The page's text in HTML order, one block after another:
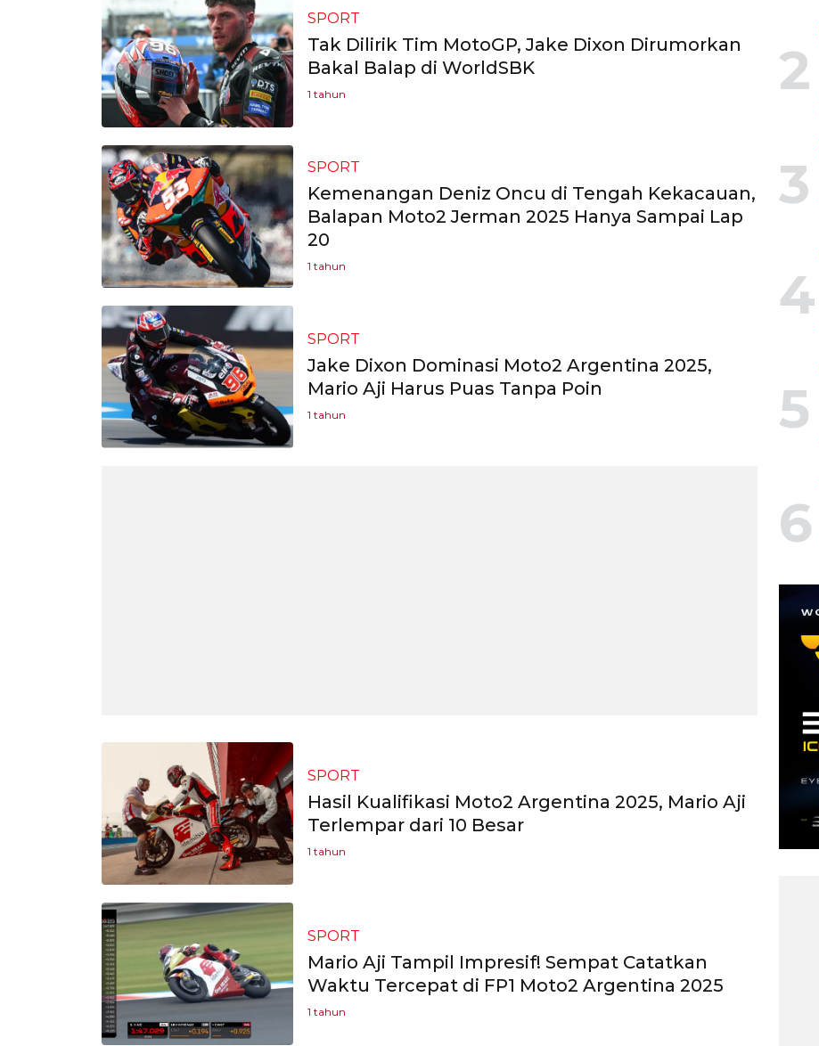
SPORT
Tak Dilirik Tim MotoGP, Jake Dixon Dirumorkan
Bakal Balap di WorldSBK
1 tahun
SPORT
Kemenangan Deniz Oncu di Tengah Kekacauan,
Balapan Moto2 Jerman 2025 Hanya Sampai Lap
20
1 tahun
SPORT
Jake Dixon Dominasi Moto2 Argentina 2025,
Mario Aji Harus Puas Tanpa Poin
1 tahun
SPORT
Hasil Kualifikasi Moto2 Argentina 2025, Mario Aji
Terlempar dari 10 Besar
1 tahun
SPORT
Mario Aji Tampil Impresif! Sempat Catatkan
Waktu Tercepat di FP1 Moto2 Argentina 2025
1 tahun
2
3
4
5
6